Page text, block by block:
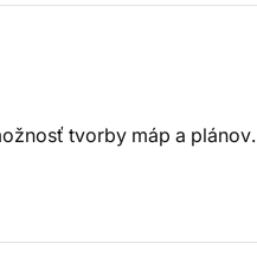
tvorby máp a plánov.